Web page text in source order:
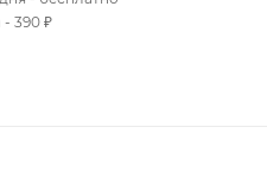
- 390 ₽